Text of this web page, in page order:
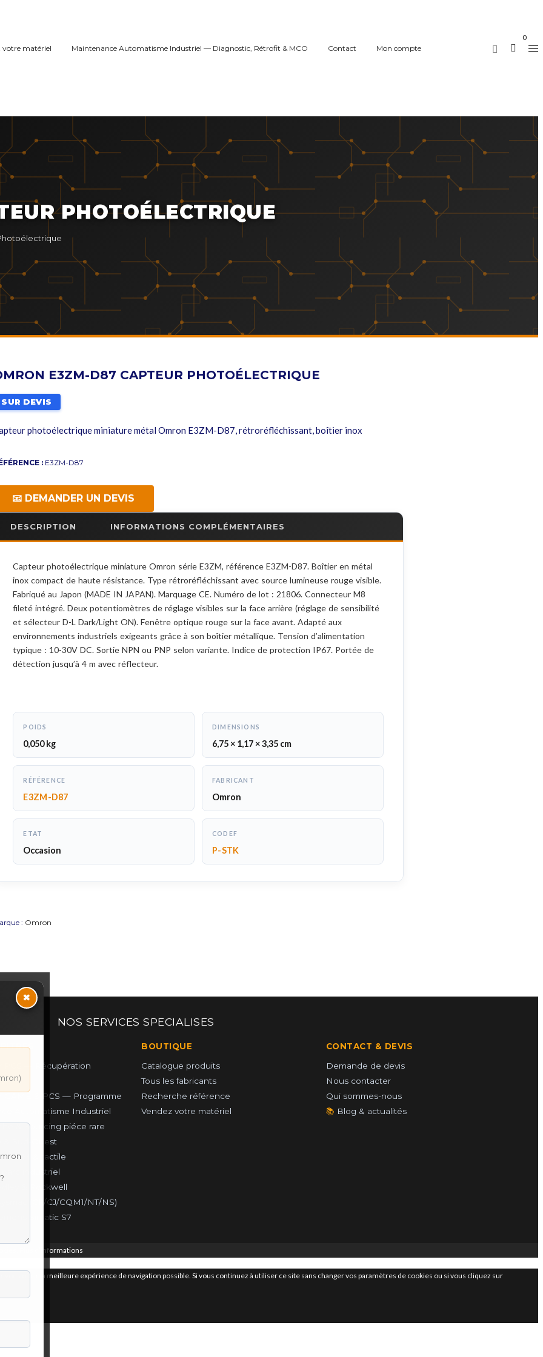
votre matériel Maintenance Automatisme Industriel — Diagnostic, Rétrofit & MCO Contact Mon compte
0
PHOTOÉLECTRIQUE
E3ZM-D87 CAPTEUR PHOTOÉLECTRIQUE
SUR DEVIS
photoélectrique miniature métal Omron E3ZM-D87, rétroréfléchissant, boîtier inox
: E3ZM-D87
📧 DEMANDER UN DEVIS
DESCRIPTION INFORMATIONS COMPLÉMENTAIRES
Capteur photoélectrique miniature Omron série E3ZM, référence E3ZM-D87. Boîtier en métal
inox compact de haute résistance. Type rétroréfléchissant avec source lumineuse rouge visible.
Fabriqué au Japon (MADE IN JAPAN). Marquage CE. Numéro de lot : 21806. Connecteur M8
fileté intégré. Deux potentiomètres de réglage visibles sur la face arrière (réglage de sensibilité
et sélecteur D-L Dark/Light ON). Fenêtre optique rouge sur la face avant. Adapté aux
environnements industriels exigeants grâce à son boîtier métallique. Tension d’alimentation
typique : 10-30V DC. Sortie NPN ou PNP selon variante. Indice de protection IP67. Portée de
détection jusqu’à 4 m avec réflecteur.
POIDS
0,050 kg
DIMENSIONS
6,75 × 1,17 × 3,35 cm
RÉFÉRENCE
E3ZM-D87
FABRICANT
Omron
ETAT
Occasion
CODEF
P-STK
: Omron
×
NOS SERVICES SPECIALISES
PCS — Récupération
GAME & PCS — Programme
Automatisme Industriel
& Sourcing piéce rare
& Sud-Ouest
IHM & tactile
industriel
& Rockwell
(CP/CJ/CQM1/NT/NS)
Simatic S7
BOUTIQUE
Catalogue produits
Tous les fabricants
Recherche référence
Vendez votre matériel
CONTACT & DEVIS
Demande de devis
Nous contacter
Qui sommes-nous
📚 Blog & actualités
Plus d’informations
offrir la meilleure expérience de navigation possible. Si vous continuez à utiliser ce site sans changer vos paramètres de cookies ou si vous cliquez sur